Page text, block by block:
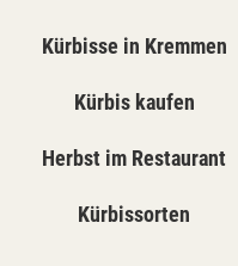
Kürbisse in Kremmen
Kürbis kaufen
Herbst im Restaurant
Kürbissorten